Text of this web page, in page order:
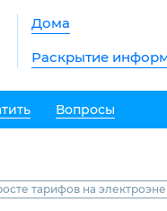
Дома
Раскрытие
Вопросы
тарифов на